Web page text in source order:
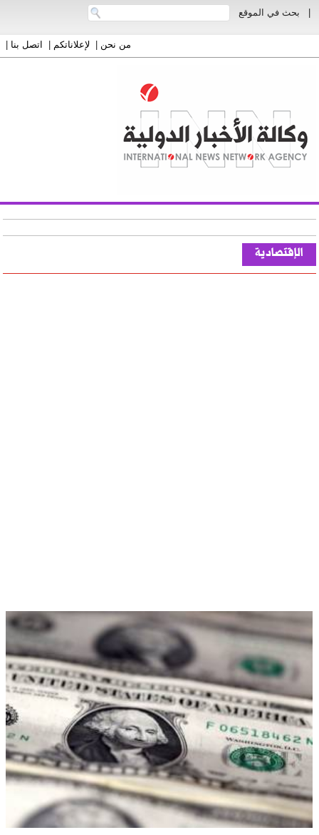
بحث في الموقع
من نحن| لإعلاناتكم| اتصل بنا|
الإقتصادية